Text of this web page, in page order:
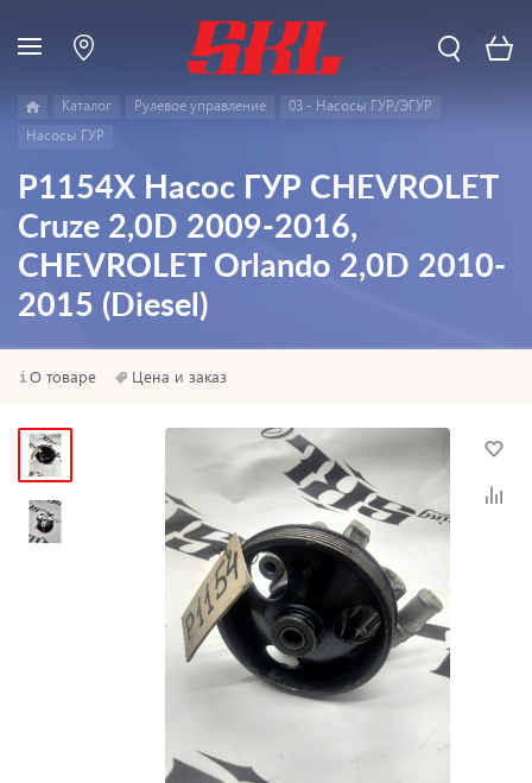
Каталог Pулевое управление
03 - Насосы ГУР/ЭГУР
Насосы ГУР
P1154X Насос ГУР CHEVROLET
Cruze 2,0D 2009-2016,
CHEVROLET Orlando 2,0D 2010-
2015 (Diesel)
О товаре Цена и заказ